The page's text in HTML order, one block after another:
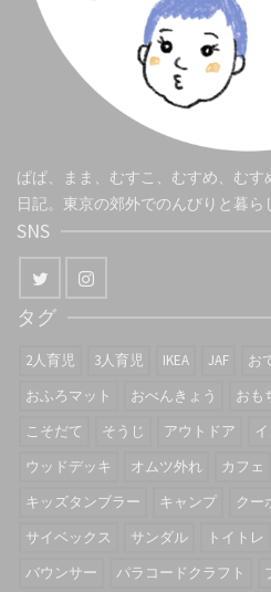
ぱぱ、まま、むすこ、むすめ、む
日記。東京の郊外でのんびりと暮ら
SNS
タグ
2人育児 3人育児 IKEA JAF お
おふろマット
おべんきょう おも
こそだて
そうじ アウトドア
ウッドデッキ
オムツ外れ カフェ
キッズタンブラー
キャンプ クー
サイベックス
サンダル トイトレ
バウンサー
パラコードクラフト